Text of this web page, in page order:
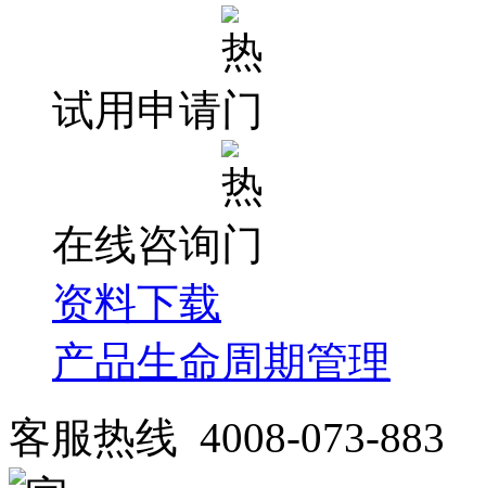
试用申请
在线咨询
资料下载
产品生命周期管理
客服热线 4008-073-883